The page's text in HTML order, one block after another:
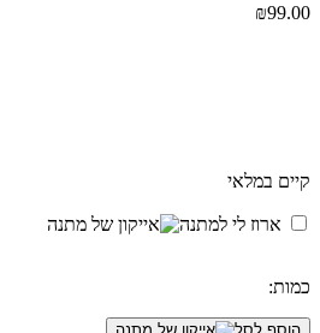
₪99.00
קיים במלאי
ארוז לי למתנה
כמות:
כמות